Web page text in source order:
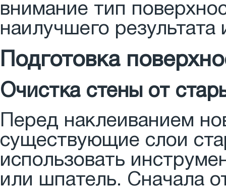
внимание тип
наилучшего
Подготовка
Очистка стены от
Перед наклеиванием
существующие слои
использовать
или шпатель. Сначала